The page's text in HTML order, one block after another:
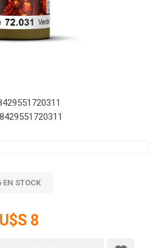
8429551720311
EN STOCK
U$S 8